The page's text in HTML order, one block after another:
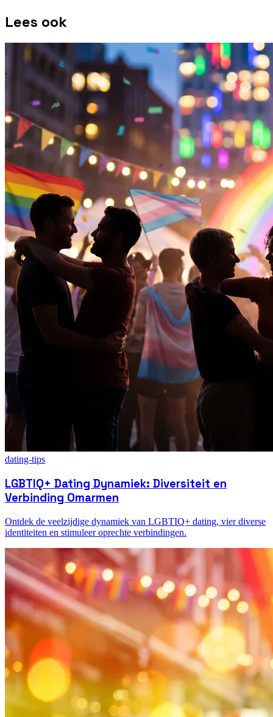
Lees ook
dating-tips
LGBTIQ+ Dating Dynamiek: Diversiteit en
Verbinding Omarmen
Ontdek de veelzijdige dynamiek van LGBTIQ+ dating, vier diverse
identiteiten en stimuleer oprechte verbindingen.